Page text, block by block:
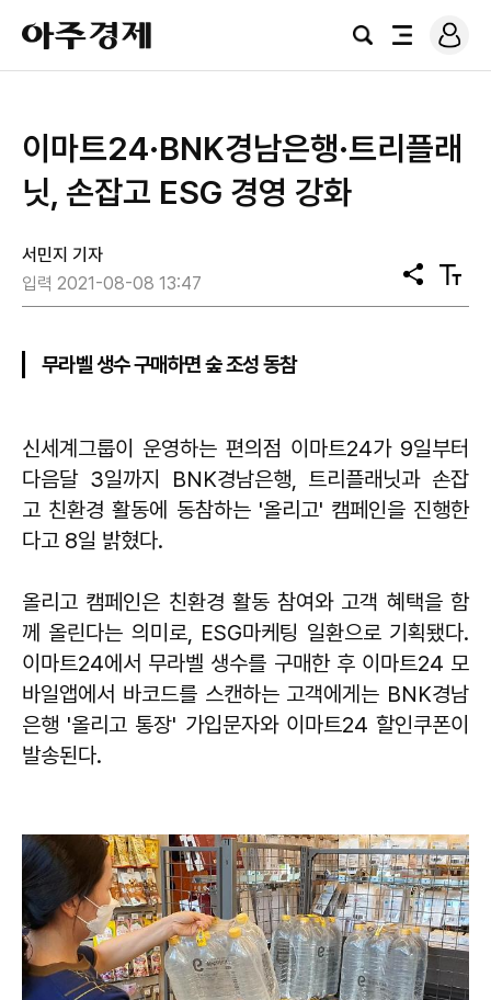
아
주
경
검
전
로
그
이마트24·BNK경남은행·트리플래
닛, 손잡고 ESG 경영 강화
서민지 기자
입력 2021-08-08 13:47
공
유
텍
스
무라벨 생수 구매하면 숲 조성 동참
신세계그룹이 운영하는 편의점 이마트24가 9일부터
다음달 3일까지 BNK경남은행, 트리플래닛과 손잡
고 친환경 활동에 동참하는 '올리고' 캠페인을 진행한
다고 8일 밝혔다.
올리고 캠페인은 친환경 활동 참여와 고객 혜택을 함
께 올린다는 의미로, ESG마케팅 일환으로 기획됐다.
이마트24에서 무라벨 생수를 구매한 후 이마트24 모
바일앱에서 바코드를 스캔하는 고객에게는 BNK경남
은행 '올리고 통장' 가입문자와 이마트24 할인쿠폰이
발송된다.